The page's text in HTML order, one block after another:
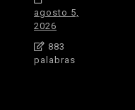
agosto 5,
2026
883
palabras